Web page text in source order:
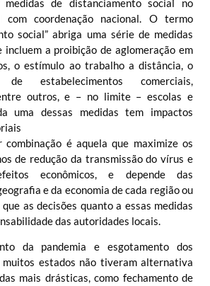
medidas de distanciamento social no
coordenação
nacional. O termo
social” abriga uma série de medidas
incluem a proibição de aglomeração em
o estímulo ao trabalho a distância, o
de estabelecimentos comerciais,
outros, e – no limite – escolas e
uma dessas medidas tem impactos
é aquela que maximize os
de redução da transmissão do vírus e
econômicos, e depende das
e da economia de cada região ou
as decisões quanto a essas medidas
das autoridades locais.
da pandemia e esgotamento dos
muitos estados não tiveram alternativa
mais drásticas, como fechamento de